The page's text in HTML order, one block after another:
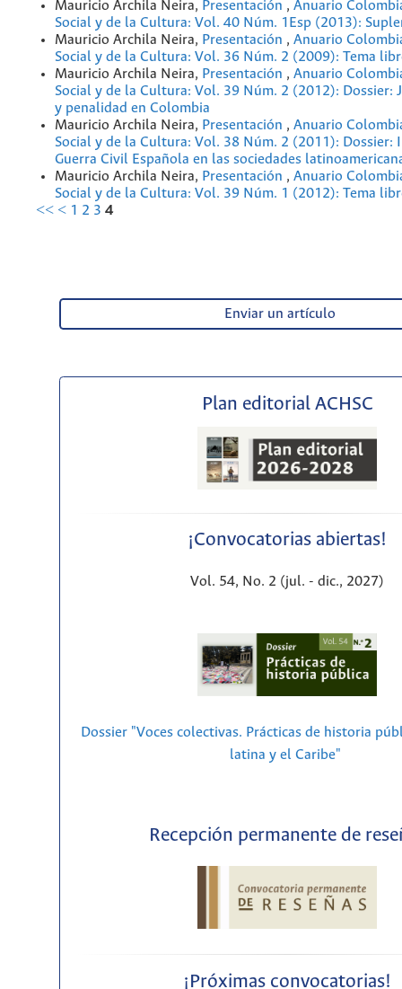
Mauricio Archila Neira, Presentación , Anuario
Social y de la Cultura: Vol. 40 Núm. 1Esp (2013):
Mauricio Archila Neira, Presentación , Anuario
Social y de la Cultura: Vol. 36 Núm. 2 (2009): Tema
Mauricio Archila Neira, Presentación , Anuario
Social y de la Cultura: Vol. 39 Núm. 2 (2012): Dossier:
y penalidad en Colombia
Mauricio Archila Neira, Presentación , Anuario
Social y de la Cultura: Vol. 38 Núm. 2 (2011): Dossier:
Guerra Civil Española en las sociedades
Mauricio Archila Neira, Presentación , Anuario
Social y de la Cultura: Vol. 39 Núm. 1 (2012): Tema
<< < 1 2 3 4
Enviar un artículo
Plan editorial ACHSC
¡Convocatorias abiertas!
Vol. 54, No. 2 (jul. - dic., 2027)
Dossier "Voces colectivas. Prácticas de historia
latina y el Caribe"
Recepción permanente de
¡Próximas convocatorias!